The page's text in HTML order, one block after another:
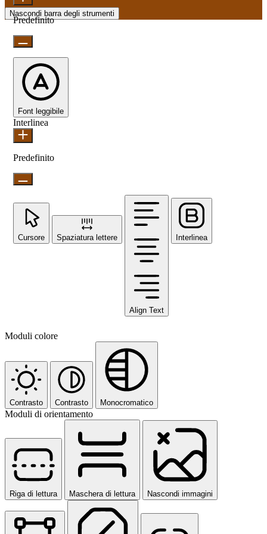
Nascondi barra degli strumenti
Predefinito
Font leggibile
Interlinea
Predefinito
Cursore Spaziatura lettere
Align Text
Interlinea
Moduli colore
Contrasto Contrasto Monocromatico
Moduli di orientamento
Riga di lettura Maschera di lettura Nascondi immagini